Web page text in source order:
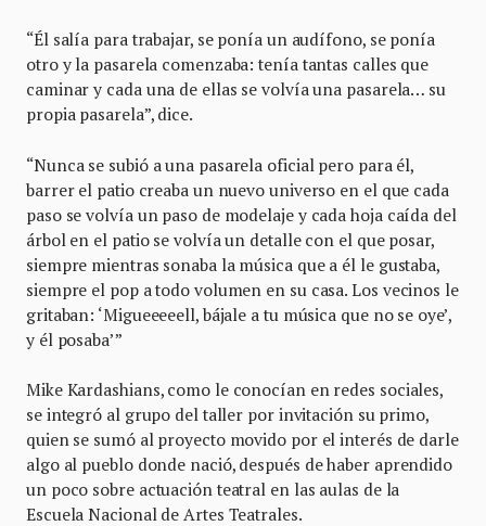
“Él salía para trabajar, se ponía un audífono, se ponía
otro y la pasarela comenzaba: tenía tantas calles que
caminar y cada una de ellas se volvía una pasarela… su
propia pasarela”, dice.
“Nunca se subió a una pasarela oficial pero para él,
barrer el patio creaba un nuevo universo en el que cada
paso se volvía un paso de modelaje y cada hoja caída del
árbol en el patio se volvía un detalle con el que posar,
siempre mientras sonaba la música que a él le gustaba,
siempre el pop a todo volumen en su casa. Los vecinos le
gritaban: ‘Migueeeeell, bájale a tu música que no se oye’,
y él posaba’”
Mike Kardashians, como le conocían en redes sociales,
se integró al grupo del taller por invitación su primo,
quien se sumó al proyecto movido por el interés de darle
algo al pueblo donde nació, después de haber aprendido
un poco sobre actuación teatral en las aulas de la
Escuela Nacional de Artes Teatrales.